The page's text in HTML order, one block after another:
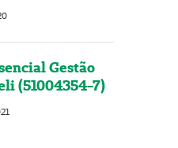
Gestão
(51004354-7)